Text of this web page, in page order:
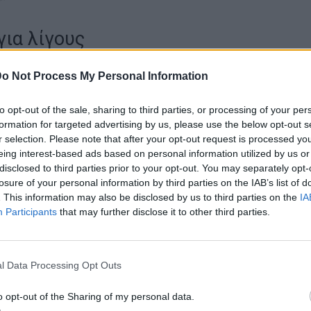
Not Process My Personal Information
opt-out of the sale, sharing to third parties, or processing of your
for targeted advertising by us, please use the below opt-out
selection. Please note that after your opt-out request is processed
interest-based ads based on personal information utilized by us
to third parties prior to your opt-out. You may separately
of your personal information by third parties on the IAB’s list of
This information may also be disclosed by us to third parties on the
Participants that may further disclose it to other third parties.
Data Processing Opt Outs
opt-out of the Sharing of my personal data.
λίγους
προηγούμενες περιπτώσεις ίασης, η επέμβαση στην οποία
μόνο σε φορείς του ιού που εμφάνισαν ανεξάρτητους
η μέθοδος είναι επικίνδυνη και η εφαρμογή της σε κατά τα άλλα
του HIV θα ήταν ανήθικη.
ότι η μεταμόσχευση πραγματοποιείται μετά τη χορήγηση βαριάς
ΗΙV (κίτρινο) προσβάλλουν Τ-κύτταρο του ανοσοποιητικού